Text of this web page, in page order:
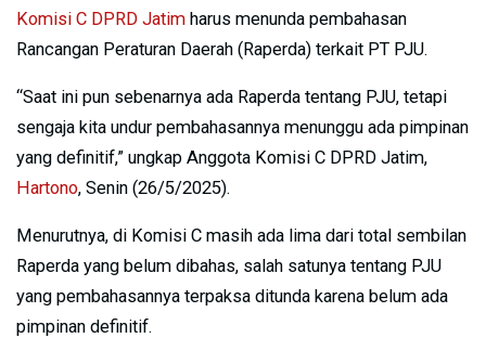
Komisi C DPRD Jatim harus menunda pembahasan
Rancangan Peraturan Daerah (Raperda) terkait PT PJU.
“Saat ini pun sebenarnya ada Raperda tentang PJU, tetapi
sengaja kita undur pembahasannya menunggu ada pimpinan
yang definitif,” ungkap Anggota Komisi C DPRD Jatim,
Hartono, Senin (26/5/2025).
Menurutnya, di Komisi C masih ada lima dari total sembilan
Raperda yang belum dibahas, salah satunya tentang PJU
yang pembahasannya terpaksa ditunda karena belum ada
pimpinan definitif.